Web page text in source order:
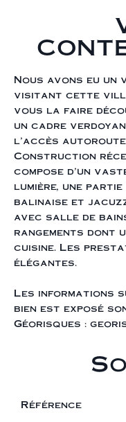
Nous avons eu
visitant cette
vous la faire
un cadre
l'accès autoroute
Construction
compose d'un
lumière, une
balinaise et
avec salle de
rangements dont
cuisine. Les
élégantes.
Les informations
bien est exposé
Géorisques :
Référence